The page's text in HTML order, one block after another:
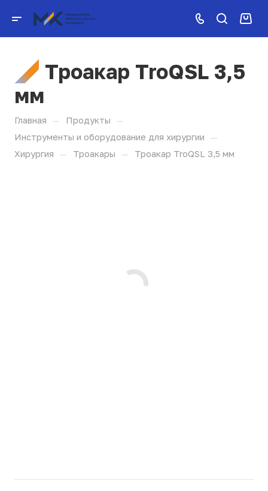
Троакар TroQSL 3,5
мм
Главная — Продукты —
Инструменты и оборудование для хирургии —
Хирургия — Троакары — Троакар TroQSL 3,5 мм